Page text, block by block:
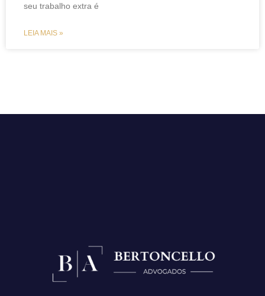
seu trabalho extra é
LEIA MAIS »